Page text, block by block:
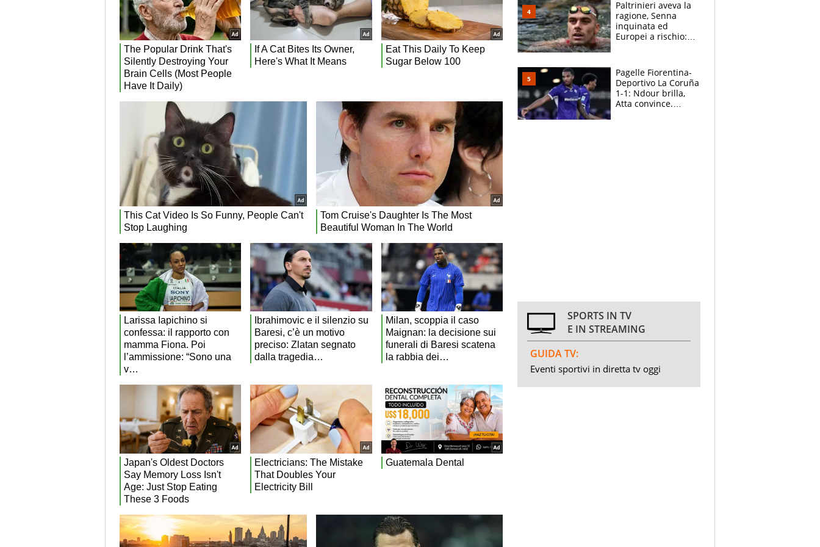
Paltrinieri aveva la
ragione, Senna
inquinata ed
Europei a rischio:
adesso
Pagelle Fiorentina-
Deportivo La Coruña
1-1: Ndour brilla,
Atta convince.
SPORTS IN TV
E IN STREAMING
GUIDA TV:
Eventi sportivi in diretta tv oggi